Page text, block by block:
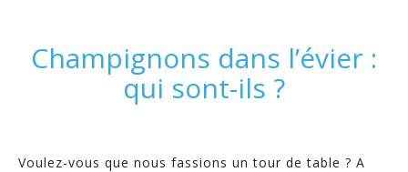
Champignons dans l’évier :
qui sont-ils ?
Voulez-vous que nous fassions un tour de table ? A